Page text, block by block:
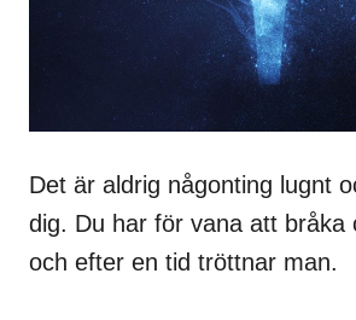
Det är aldrig någonting lugnt
dig. Du har för vana att bråka
och efter en tid tröttnar man.